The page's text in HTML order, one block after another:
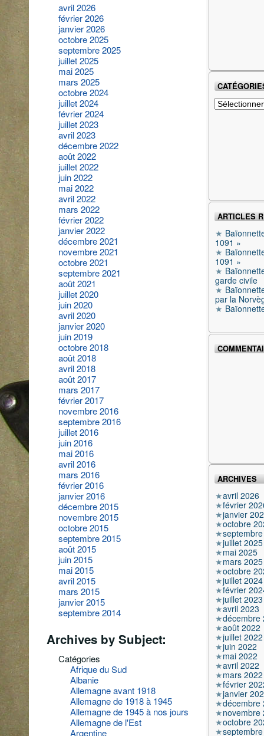
avril 2026
février 2026
janvier 2026
octobre 2025
septembre 2025
juillet 2025
mai 2025
mars 2025
octobre 2024
juillet 2024
février 2024
juillet 2023
avril 2023
décembre 2022
août 2022
juillet 2022
juin 2022
mai 2022
avril 2022
mars 2022
février 2022
janvier 2022
décembre 2021
novembre 2021
octobre 2021
septembre 2021
août 2021
juillet 2020
juin 2020
avril 2020
janvier 2020
juin 2019
octobre 2018
août 2018
avril 2018
août 2017
mars 2017
février 2017
novembre 2016
septembre 2016
juillet 2016
juin 2016
mai 2016
avril 2016
mars 2016
février 2016
janvier 2016
décembre 2015
novembre 2015
octobre 2015
septembre 2015
août 2015
juin 2015
mai 2015
avril 2015
mars 2015
janvier 2015
septembre 2014
Archives by Subject:
Catégories
Afrique du Sud
Albanie
Allemagne avant 1918
Allemagne de 1918 à 1945
Allemagne de 1945 à nos jours
Allemagne de l'Est
Argentine
Catégories
ARTICLES
1091 »
1091 »
garde civile
par la
ARCHIVES
avril 2026
février
janvier
octobre
juillet 2025
mai 2025
mars 2025
octobre
juillet 2024
février
juillet 2023
avril 2023
décembre
août 2022
juillet 2022
juin 2022
mai 2022
avril 2022
mars 2022
février
janvier
décembre
novembre
octobre